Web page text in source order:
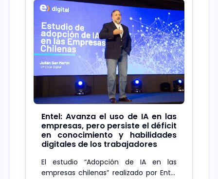
Entel: Avanza el uso de IA en las
empresas, pero persiste el déficit
en conocimiento y habilidades
digitales de los trabajadores
El estudio “Adopción de IA en las
empresas chilenas” realizado por Entel